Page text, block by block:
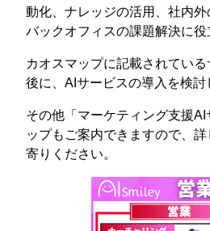
動化、ナレッジの活用、社内
バックオフィスの課題解決に
カオスマップに記載されてい
後に、AIサービスの導入を検
その他「マーケティング支援
ップもご案内できますので、
寄りください。